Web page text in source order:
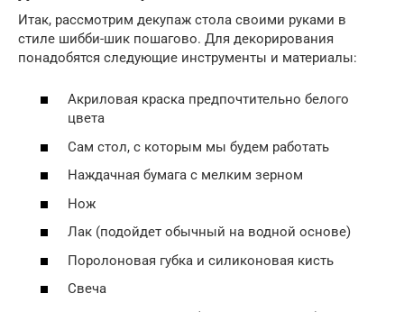
Итак, рассмотрим декупаж стола своими руками в
стиле шибби-шик пошагово. Для декорирования
понадобятся следующие инструменты и материалы:
Акриловая краска предпочтительно белого
цвета
Сам стол, с которым мы будем работать
Наждачная бумага с мелким зерном
Нож
Лак (подойдет обычный на водной основе)
Поролоновая губка и силиконовая кисть
Свеча